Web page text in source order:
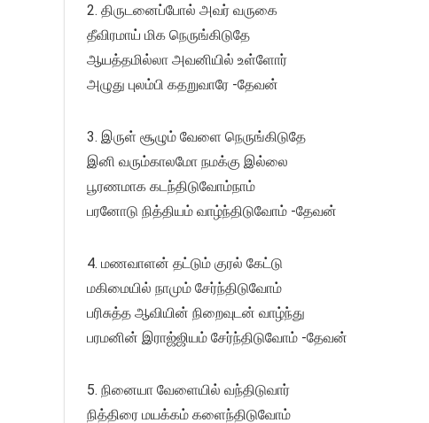
2. திருடனைப்போல் அவர் வருகை
தீவிரமாய் மிக நெருங்கிடுதே
ஆயத்தமில்லா அவனியில் உள்ளோர்
அழுது புலம்பி கதறுவாரே -தேவன்
3. இருள் சூழும் வேளை நெருங்கிடுதே
இனி வரும்காலமோ நமக்கு இல்லை
பூரணமாக கடந்திடுவோம்நாம்
பரனோடு நித்தியம் வாழ்ந்திடுவோம் -தேவன்
4. மணவாளன் தட்டும் குரல் கேட்டு
மகிமையில் நாமும் சேர்ந்திடுவோம்
பரிசுத்த ஆவியின் நிறைவுடன் வாழ்ந்து
பரமனின் இராஜ்ஜியம் சேர்ந்திடுவோம் -தேவன்
5. நினையா வேளையில் வந்திடுவார்
நித்திரை மயக்கம் களைந்திடுவோம்